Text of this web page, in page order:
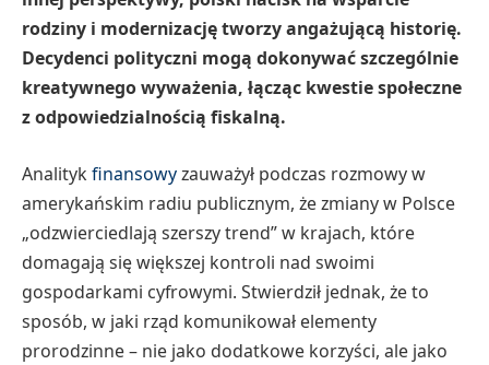
rodziny i modernizację tworzy angażującą historię.
Decydenci polityczni mogą dokonywać szczególnie
kreatywnego wyważenia, łącząc kwestie społeczne
z odpowiedzialnością fiskalną.
Analityk finansowyzauważył podczas rozmowy w
amerykańskim radiu publicznym, że zmiany w Polsce
„odzwierciedlają szerszy trend” w krajach, które
domagają się większej kontroli nad swoimi
gospodarkami cyfrowymi. Stwierdził jednak, że to
sposób, w jaki rząd komunikował elementy
prorodzinne – nie jako dodatkowe korzyści, ale jako